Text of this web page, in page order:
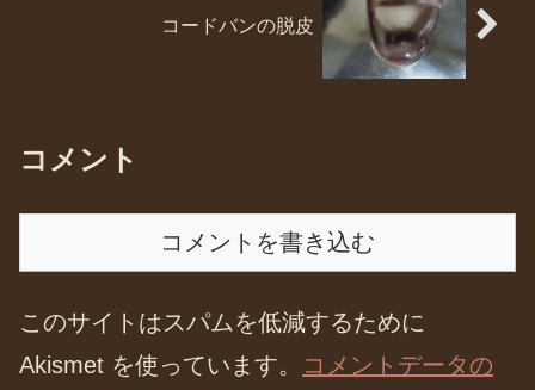
コードバンの脱皮
コメント
コメントを書き込む
このサイトはスパムを低減するために
Akismet を使っています。
コメントデータの